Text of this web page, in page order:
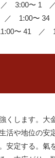
／ 3:00〜 1
／ 1:00〜
〜 41 ／
くします。大
活や地位の安
安定する。氣